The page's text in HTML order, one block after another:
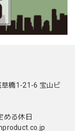
橋1-21-6 宝山ビ
める休日